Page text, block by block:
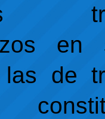
en
de